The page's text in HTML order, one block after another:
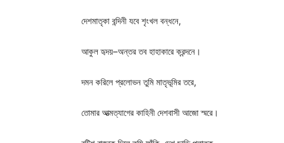
দেশমাতৃকা বন্দিনী যবে শৃংখল বন্ধনে,
আকুল হৃদয়–অন্তর তব হাহাকারে ক্রন্দনে।
দমন করিলে প্রলোভন তুমি মাতৃভূমির তরে,
তোমার আত্মত্যাগের কাহিনী দেশবাসী আজো স্মরে।